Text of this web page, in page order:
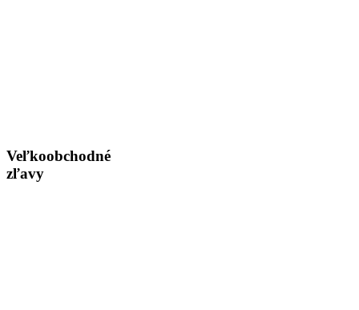
Veľkoobchodné
zľavy